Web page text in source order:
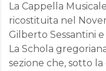
La Cappella
ricostituita nel
Gilberto Sessantini e
La Schola
sezione che, sotto